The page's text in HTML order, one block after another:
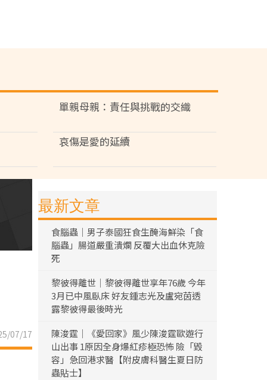
單親母親：責任與挑戰的交織
哀傷是愛的延續
07/17
最新文章
食腦蟲｜男子泰國狂食生醃海鮮染「食
腦蟲」腸道嚴重潰爛 反覆大出血休克險
死
黎彼得離世｜黎彼得離世享年76歲 今年
3月已中風臥床 好友鍾志光及盧宛茵透
露黎彼得最後時光
陳浚霆｜《愛回家》風少陳浚霆歐遊行
山出事 1原因全身爆紅疹極恐怖 險「毀
容」急回港求醫【附皮膚科醫生夏日防
蟲貼士】